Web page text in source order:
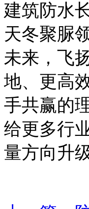
建筑防水
天冬聚脲
未来，飞
地、更高
手共赢的
给更多行
量方向升